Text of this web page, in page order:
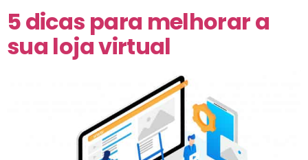
5 dicas para melhorar a
sua loja virtual